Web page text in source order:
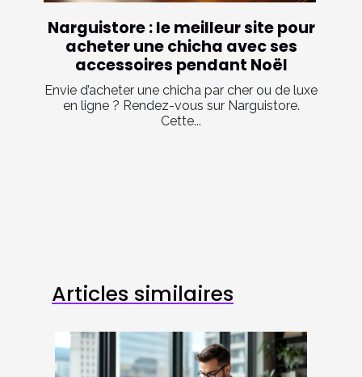
Narguistore : le meilleur site pour
acheter une chicha avec ses
accessoires pendant Noël
Envie d’acheter une chicha par cher ou de luxe
en ligne ? Rendez-vous sur Narguistore.
Cette...
Articles similaires